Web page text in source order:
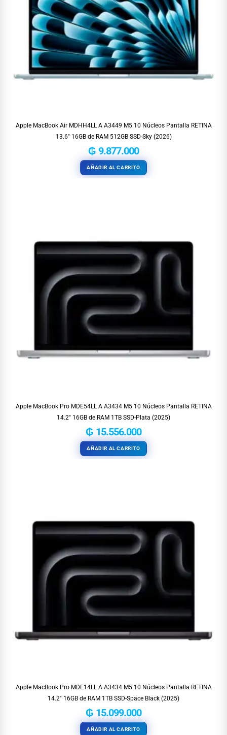
Apple MacBook Air MDHH4LL A A3449 M5 10 Núcleos Pantalla RETINA
13.6″ 16GB de RAM 512GB SSD-Sky (2026)
₲ 9.877.000
AÑADIR AL CARRITO
Apple MacBook Pro MDE54LL A A3434 M5 10 Núcleos Pantalla RETINA
14.2″ 16GB de RAM 1TB SSD-Plata (2025)
₲ 15.556.000
AÑADIR AL CARRITO
Apple MacBook Pro MDE14LL A A3434 M5 10 Núcleos Pantalla RETINA
14.2″ 16GB de RAM 1TB SSD-Space Black (2025)
₲ 15.099.000
AÑADIR AL CARRITO